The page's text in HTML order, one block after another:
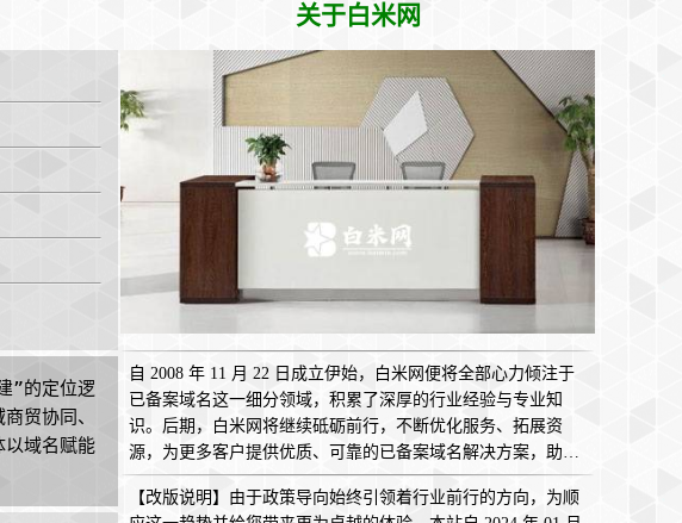
”的定位逻
贸协同、
域名赋能
关于白米网
自 2008 年 11 月 22 日成立伊始，白米网便将全部心力倾注于
已备案域名这一细分领域，积累了深厚的行业经验与专业知
识。后期，白米网将继续砥砺前行，不断优化服务、拓展资
源，为更多客户提供优质、可靠的已备案域名解决方案，助您
在互联网的广袤天地中畅意翱翔，实现无限可能！
【改版说明】由于政策导向始终引领着行业前行的方向，为顺